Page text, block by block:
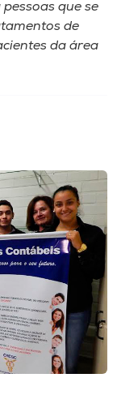
que se
de
da área